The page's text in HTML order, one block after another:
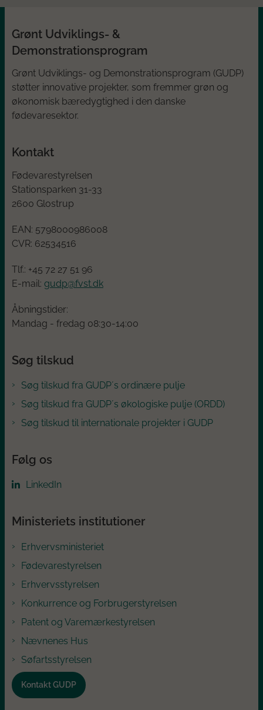
Grønt Udviklings- &
Demonstrationsprogram
Grønt Udviklings- og Demonstrationsprogram (GUDP)
støtter innovative projekter, som fremmer grøn og
økonomisk bæredygtighed i den danske
fødevaresektor.
Kontakt
Fødevarestyrelsen
Stationsparken 31-33
2600 Glostrup
EAN: 5798000986008
CVR: 62534516
Tlf.: +45 72 27 51 96
E-mail: gudp@fvst.dk
Åbningstider:
Mandag - fredag 08:30-14:00
Søg tilskud
Søg tilskud fra GUDP´s ordinære pulje
Søg tilskud fra GUDP´s økologiske pulje (ORDD)
Søg tilskud til internationale projekter i GUDP
Følg os
LinkedIn
Ministeriets institutioner
Erhvervsministeriet
Fødevarestyrelsen
Erhvervsstyrelsen
Konkurrence og Forbrugerstyrelsen
Patent og Varemærkestyrelsen
Nævnenes Hus
Søfartsstyrelsen
Kontakt GUDP